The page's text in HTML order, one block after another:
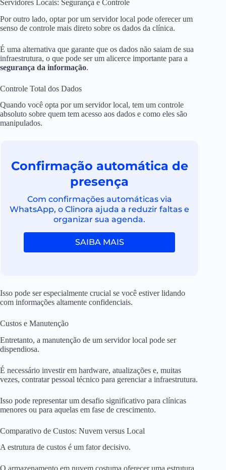
Servidores Locais: Segurança e Controle
Por outro lado, optar por um servidor local pode oferecer um
senso de controle mais direto sobre os dados da clínica.
É uma alternativa que garante que os dados não saiam de sua
infraestrutura, o que pode ser um alicerce importante para a
segurança da informação.
Controle Total dos Dados
Quando você opta por um servidor local, tem um controle
absoluto sobre quem tem acesso aos dados e como eles são
manipulados.
Confirmação automática de
presença
Com confirmações automáticas via
WhatsApp, o Clinora ajuda a reduzir faltas e
organizar sua agenda.
SAIBA MAIS
Isso pode ser especialmente crucial se você estiver lidando
com informações altamente confidenciais.
Custos e Manutenção
Entretanto, a manutenção de um servidor local pode ser
dispendiosa.
É necessário investir em hardware, atualizações e, muitas
vezes, contratar pessoal técnico para gerenciar a infraestrutura.
Isso pode representar um desafio significativo para clínicas
menores ou para aquelas em fase de crescimento.
Comparativo de Custos: Nuvem versus Local
A estrutura de custos é um fator decisivo.